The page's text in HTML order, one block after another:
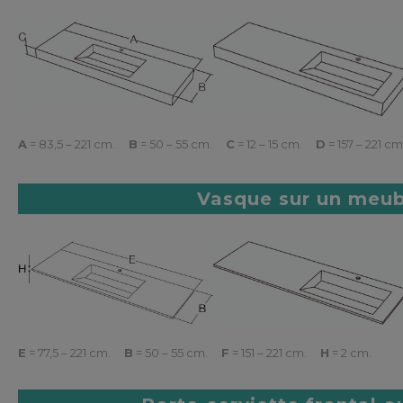
A = 83,5 – 221 cm. B = 50 – 55 cm. C = 12 – 15 cm. D = 157 – 221
Vasque sur un
E = 77,5 – 221 cm. B = 50 – 55 cm. F = 151 – 221 cm. H = 2 cm.